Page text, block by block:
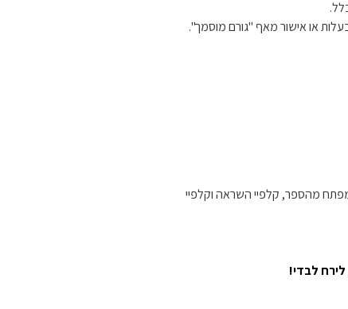
או אישור מאף "גורם מוסמך".
מהספר, קלפיי השראה וקלפיי
לבדי!